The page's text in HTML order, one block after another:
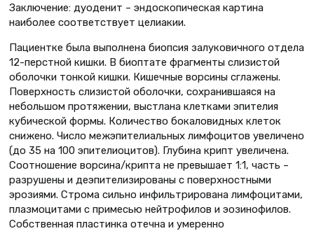
Заключение: дуоденит – эндоскопическая картина
наиболее соответствует целиакии.
Пациентке была выполнена биопсия залуковичного отдела
12-перстной кишки. В биоптате фрагменты слизистой
оболочки тонкой кишки. Кишечные ворсины сглажены.
Поверхность слизистой оболочки, сохранившаяся на
небольшом протяжении, выстлана клетками эпителия
кубической формы. Количество бокаловидных клеток
снижено. Число межэпителиальных лимфоцитов увеличено
(до 35 на 100 эпителиоцитов). Глубина крипт увеличена.
Соотношение ворсина/крипта не превышает 1:1, часть –
разрушены и деэпителизированы с поверхностными
эрозиями. Строма сильно инфильтрирована лимфоцитами,
плазмоцитами с примесью нейтрофилов и эозинофилов.
Собственная пластинка отечна и умеренно